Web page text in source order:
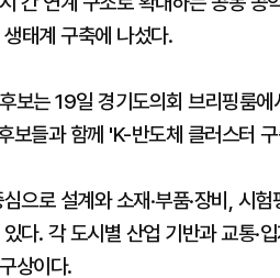
태계 구축에 나섰다.
보는 19일 경기도의회 브리핑룸에
보들과 함께 'K-반도체 클러스터
으로 설계와 소재·부품·장비, 시
다. 각 도시별 산업 기반과 교통·
상이다.